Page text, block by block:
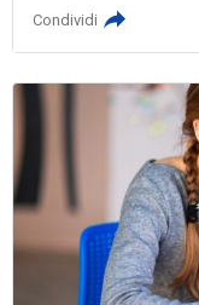
Condividi